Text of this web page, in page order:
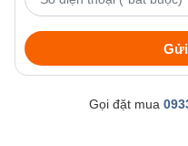
Gọi đặt mua